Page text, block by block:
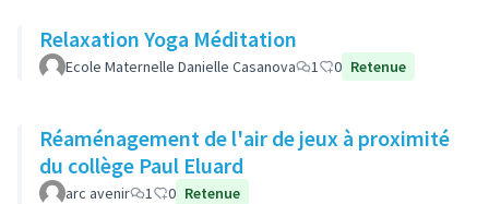
Relaxation Yoga Méditation
Ecole Maternelle Danielle Casanova 1 0 Retenue
Réaménagement de l'air de jeux à proximité
du collège Paul Eluard
arc avenir 1 0 Retenue